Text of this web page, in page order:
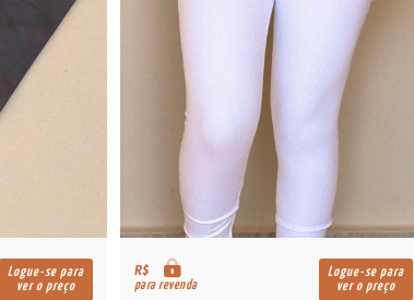
Logue-se para
ver o preço
R$
para revenda
Logue-se para
ver o preço